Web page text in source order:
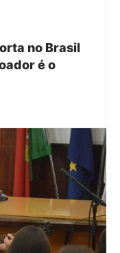
no Brasil
é o